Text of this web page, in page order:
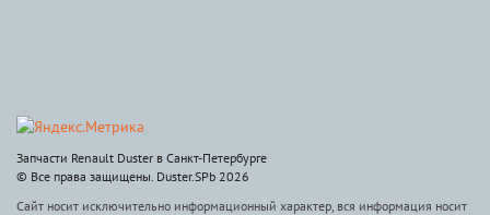
Запчасти Renault Duster в Санкт-Петербурге
© Все права защищены. Duster.SPb 2026
Сайт носит исключительно информационный характер, вся информация носит